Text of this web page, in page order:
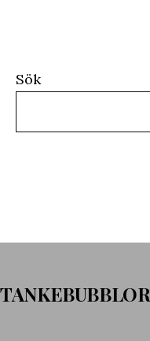
Sök
TANKEBUBBLOR